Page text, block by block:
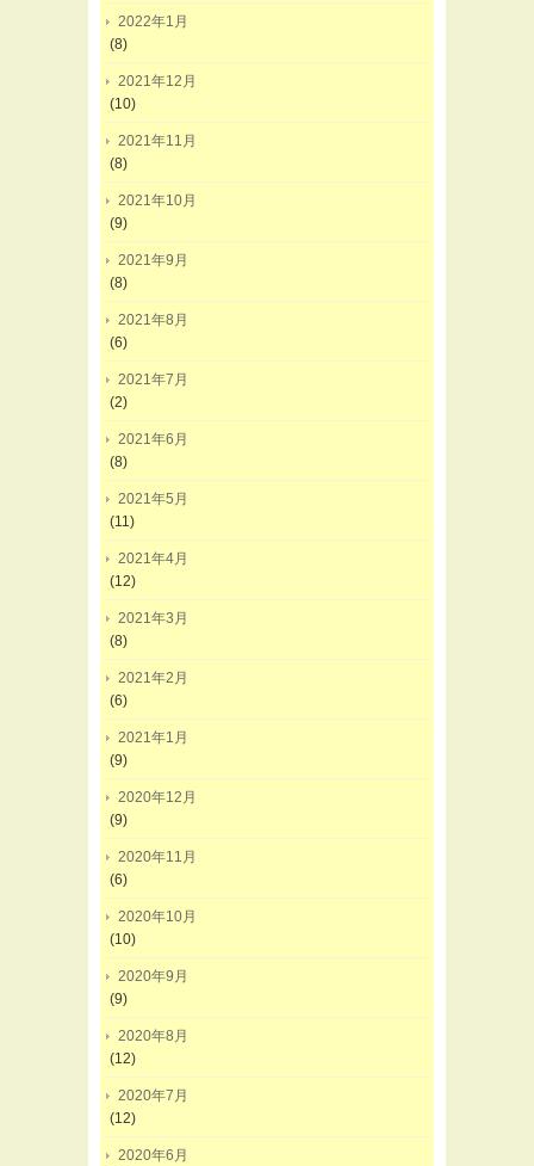
2022年1月
(8)
2021年12月
(10)
2021年11月
(8)
2021年10月
(9)
2021年9月
(8)
2021年8月
(6)
2021年7月
(2)
2021年6月
(8)
2021年5月
(11)
2021年4月
(12)
2021年3月
(8)
2021年2月
(6)
2021年1月
(9)
2020年12月
(9)
2020年11月
(6)
2020年10月
(10)
2020年9月
(9)
2020年8月
(12)
2020年7月
(12)
2020年6月